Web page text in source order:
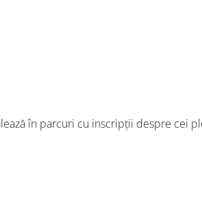
în parcuri cu inscripții despre cei